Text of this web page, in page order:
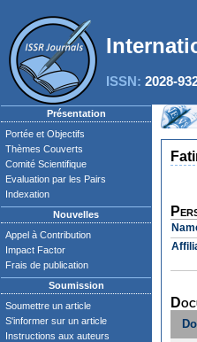
ISSN: 2028-
Présentation
Portée et Objectifs
Thèmes Couverts
Comité Scientifique
Evaluation par les Pairs
Indexation
Nouvelles
Appel à Contribution
Impact Factor
Frais de publication
Soumission
Soumettre un article
S'informer sur un article
Instructions aux auteurs